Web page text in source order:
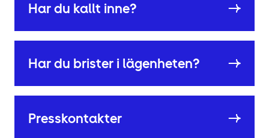
Har du kallt inne?
Har du brister i lägenheten?
Presskontakter